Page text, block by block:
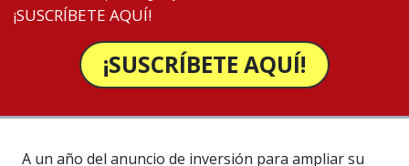
¡SUSCRÍBETE AQUÍ!
¡SUSCRÍBETE AQUÍ!
A un año del anuncio de inversión para ampliar su